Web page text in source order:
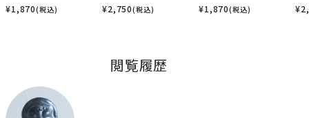
¥1,870(税込) ¥2,750(税込) ¥1,870(税込) ¥
閲覧履歴